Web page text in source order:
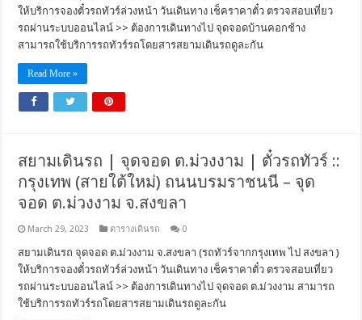
ให้บริการจองตั๋วรถทัวร์ล่วงหน้า วันเดินทาง เช็คราคาตั๋ว ตรวจสอบเที่ยว
รถผ่านระบบออนไลน์ >> ต้องการเดินทางไป จุดจอดบ้านคอกช้าง
สามารถใช้บริการรถทัวร์รถโดยสารสยามเดินรถดูละกัน
Read More »
สยามเดินรถ | จุดจอด ต.ม่วงงาม | ตั๋วรถทัวร์ ::
กรุงเทพ (สายใต้ใหม่) ถนนบรมราชนนี – จุด
จอด ต.ม่วงงาม จ.สงขลา
March 29, 2023 ตารางเดินรถ 0
สยามเดินรถ จุดจอด ต.ม่วงงาม จ.สงขลา (รถทัวร์จากกรุงเทพ ไป สงขลา )
ให้บริการจองตั๋วรถทัวร์ล่วงหน้า วันเดินทาง เช็คราคาตั๋ว ตรวจสอบเที่ยว
รถผ่านระบบออนไลน์ >> ต้องการเดินทางไป จุดจอด ต.ม่วงงาม สามารถ
ใช้บริการรถทัวร์รถโดยสารสยามเดินรถดูละกัน